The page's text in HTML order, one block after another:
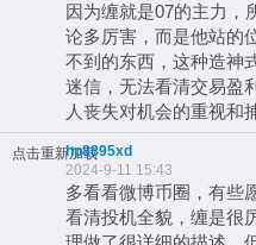
因为缠就是07的主力，
论多厉害，而是他站的
不到的东西，这种造神
迷信，无法看清交易盈
人丧失对机会的重视和
点击重新加载hp8895xd
2024-9-11 15:43
多看看微博币圈，有些
看清投机全貌，缠是很